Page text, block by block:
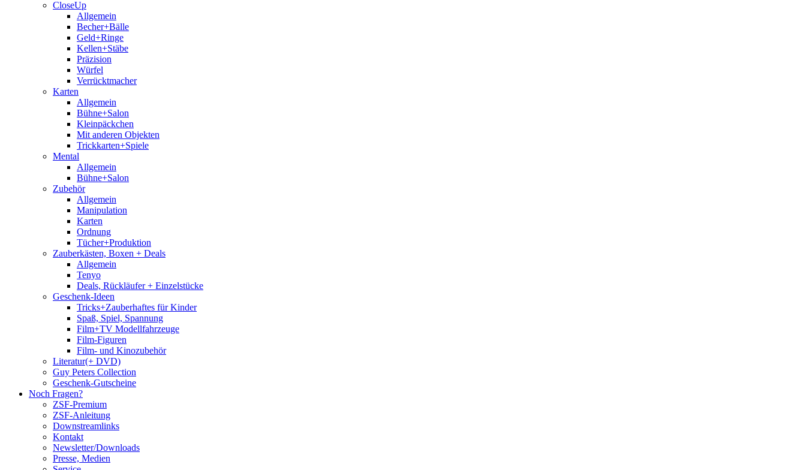
CloseUp
Allgemein
Becher+Bälle
Geld+Ringe
Kellen+Stäbe
Präzision
Würfel
Verrücktmacher
Karten
Allgemein
Bühne+Salon
Kleinpäckchen
Mit anderen Objekten
Trickkarten+Spiele
Mental
Allgemein
Bühne+Salon
Zubehör
Allgemein
Manipulation
Karten
Ordnung
Tücher+Produktion
Zauberkästen, Boxen + Deals
Allgemein
Tenyo
Deals, Rückläufer + Einzelstücke
Geschenk-Ideen
Tricks+Zauberhaftes für Kinder
Spaß, Spiel, Spannung
Film+TV Modellfahrzeuge
Film-Figuren
Film- und Kinozubehör
Literatur(+ DVD)
Guy Peters Collection
Geschenk-Gutscheine
Noch Fragen?
ZSF-Premium
ZSF-Anleitung
Downstreamlinks
Kontakt
Newsletter/Downloads
Presse, Medien